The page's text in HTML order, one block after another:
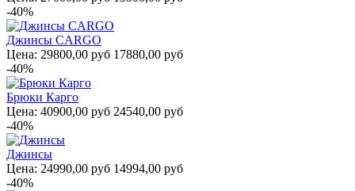
-40%
Джинсы CARGO
Цена: 29800,00 руб 17880,00 руб
-40%
Брюки Карго
Цена: 40900,00 руб 24540,00 руб
-40%
Джинсы
Цена: 24990,00 руб 14994,00 руб
-40%